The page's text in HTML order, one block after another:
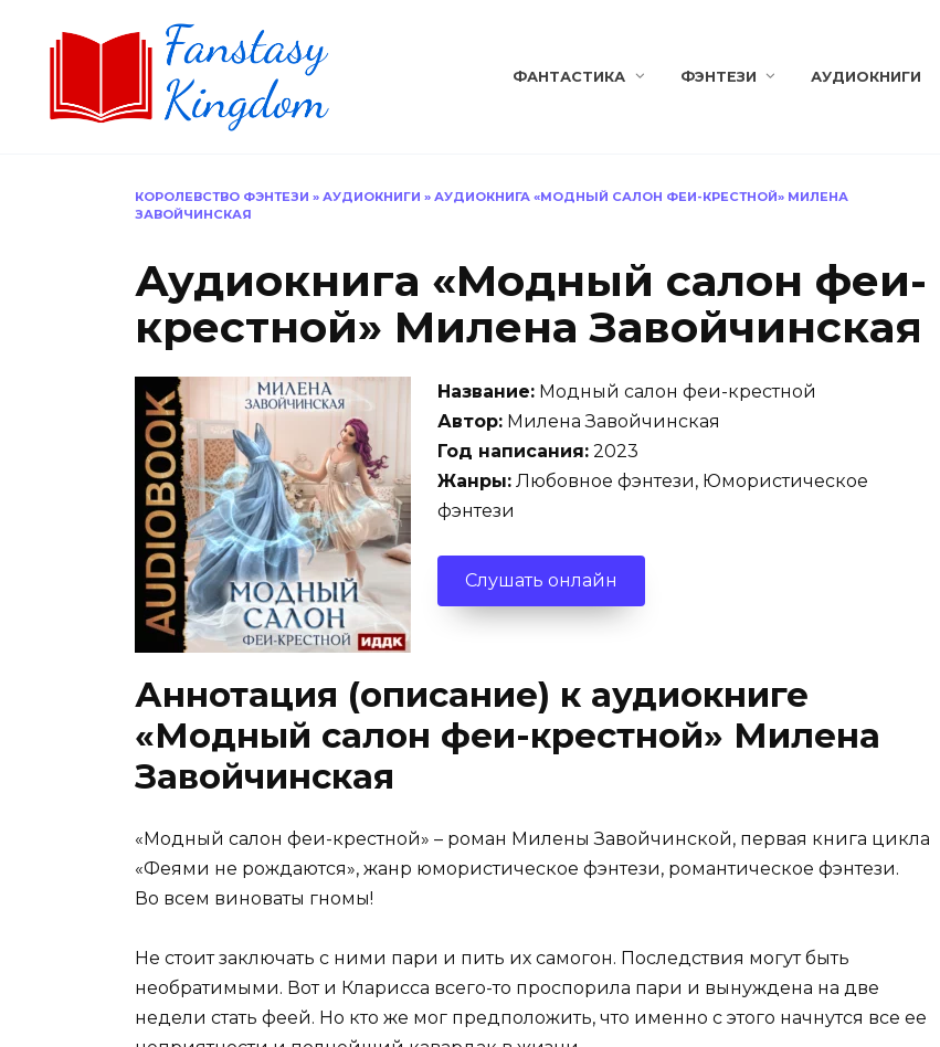
ФАНТАСТИКА ФЭНТЕЗИ АУДИОКНИГИ
КОРОЛЕВСТВО ФЭНТЕЗИ » АУДИОКНИГИ » АУДИОКНИГА «МОДНЫЙ САЛОН ФЕИ-КРЕСТНОЙ» МИЛЕНА
ЗАВОЙЧИНСКАЯ
Аудиокнига «Модный салон феи-
крестной» Милена Завойчинская
Название: Модный салон феи-крестной
Автор: Милена Завойчинская
Год написания: 2023
Жанры: Любовное фэнтези, Юмористическое
фэнтези
Слушать онлайн
Аннотация (описание) к аудиокниге
«Модный салон феи-крестной» Милена
Завойчинская
«Модный салон феи-крестной» – роман Милены Завойчинской, первая книга цикла
«Феями не рождаются», жанр юмористическое фэнтези, романтическое фэнтези.
Во всем виноваты гномы!
Не стоит заключать с ними пари и пить их самогон. Последствия могут быть
необратимыми. Вот и Кларисса всего-то проспорила пари и вынуждена на две
недели стать феей. Но кто же мог предположить, что именно с этого начнутся все ее